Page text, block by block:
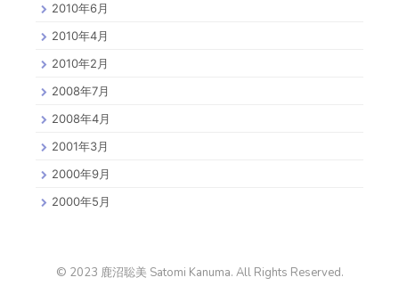
2010年6月
2010年4月
2010年2月
2008年7月
2008年4月
2001年3月
2000年9月
2000年5月
© 2023 鹿沼聡美 Satomi Kanuma. All Rights Reserved.